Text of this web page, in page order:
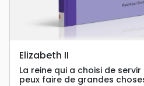
Elizabeth II
La reine qui a choisi de
peux faire de grandes